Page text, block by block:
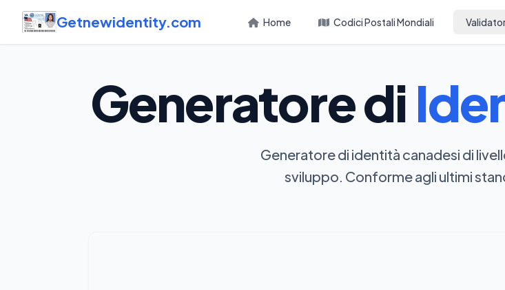
Getnewidentity.com Home Codici Postali Mondiali
Generatore di
Generatore di identità canadesi di
sviluppo. Conforme agli ultimi